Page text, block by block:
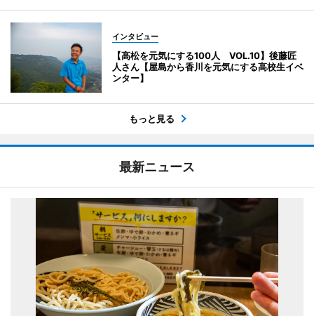
インタビュー
【高松を元気にする100人 VOL.10】後藤匠
人さん【屋島から香川を元気にする高校生イベ
ンター】
もっと見る
最新ニュース